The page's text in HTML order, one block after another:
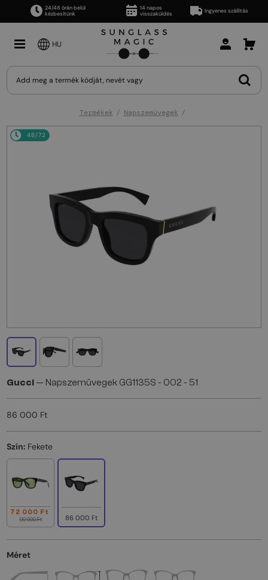
24/48 órán belül
kézbesítünk
14 napos
visszaküldés
Ingyenes szállítás
HU
Termékek Napszemüvegek
48/72
Gucci — Napszemüvegek GG1135S - 002 - 51
86 000 Ft
Szín: Fekete
72 000 Ft
90 000 Ft 86 000 Ft
Méret